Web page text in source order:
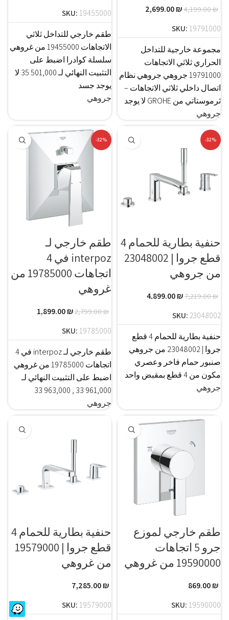
جروهي
4,199.00₪
2,699.00₪
SKU: 19791000
مجموعة خارجية للتداخل
الحراري ثلاثي الاتجاهات
19791000 جروهي جروهي نظام
اتصال داخلي ثلاثي الاتجاهات –
ثرموستاتي من GROHE لا يوجد
جروهي
SKU: 19455000
طقم خارجي للتداخل ثلاثي
الاتجاهات 19455000 من غروهي
سلسلة كوادرا اضبط على
التثبيت النهائي لـ 501,000 35 لا
يوجد جسد
-32%
حنفية بطارية للحمام 4
قطع جروا | 23048002
من جروهي
جروهي
7,219.00₪
4,899.00₪
SKU: 23048002
حنفية بطارية للحمام 4 قطع
جروا | 23048002 من جروهي
صنبور حمام فاخر وعصري
مكون من 4 قطع بمقبض واحد
-32%
طقم خارجي لـ
interpoz في 4
اتجاهات 19785000 من
غروهي
جروهي
2,799.00₪
1,899.00₪
SKU: 19785000
طقم خارجي لـ interpoz في 4
اتجاهات 19785000 من غروهي
اضبط على التثبيت النهائي لـ
961,000 33 , 963,000 33
طقم خارجي لموزع
جرو 5 اتجاهات
19590000 من غروهي
869.00₪
SKU: 19590000
حنفية بطارية للحمام 4
قطع جروا | 19579000
من غروهي
7,285.00₪
SKU: 19579000